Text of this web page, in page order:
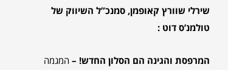
שירלי שוורץ קאופמן, סמנכ”ל השיווק של
טולמנ’ס דוט :
המרפסת והגינה הם הסלון החדש! – המגמה